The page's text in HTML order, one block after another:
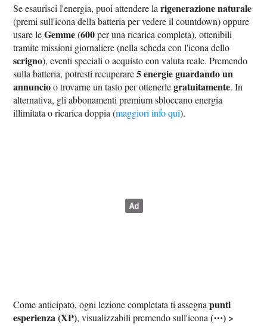
Se esaurisci l'energia, puoi attendere larigenerazione naturale
(premi sull'icona della batteria per vedere il countdown) oppure
usare leGemme(600per una ricarica completa), ottenibili
tramite missioni giornaliere (nella scheda con l'icona dello
scrigno), eventi speciali o acquisto con valuta reale. Premendo
sulla batteria, potresti recuperare5 energie guardando un
annuncioo trovarne un tasto per ottenerlegratuitamente. In
alternativa, gli abbonamenti premium sbloccano energia
illimitata o ricarica doppia (maggiori info qui).
Come anticipato, ogni lezione completata ti assegnapunti
esperienza (XP), visualizzabili premendo sull'icona(⋯) >